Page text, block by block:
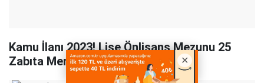
Kamu İlanı 2023! Lise Önlisans Mezunu 25
Zabıta Memuru Alımı